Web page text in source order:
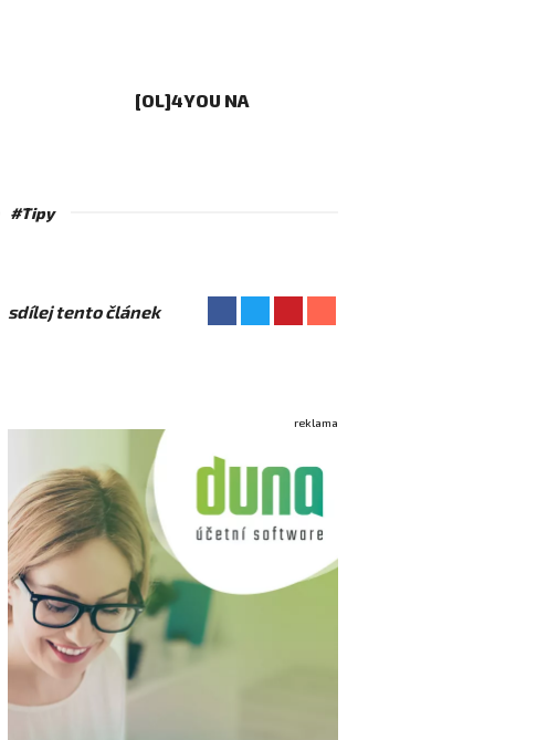
[OL]4YOU NA
#Tipy
sdílej tento článek
reklama